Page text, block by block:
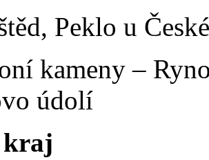
Peklo u
kameny –
údolí
kraj